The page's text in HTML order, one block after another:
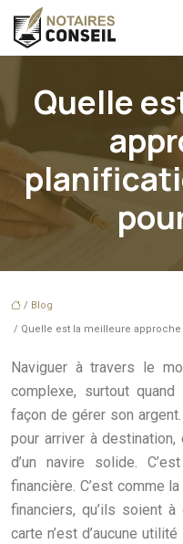
Quelle
/ Blog
/ Quelle est la meilleure
Naviguer à travers le
complexe, surtout
façon de gérer son
pour arriver à destination,
d’un navire solide.
financière. C’est comme
financiers, qu’ils soient
carte n’est d’aucune